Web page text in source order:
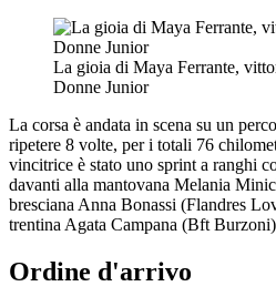
La gioia di Maya Ferrante,
Donne Junior
La corsa è andata in scena su un
ripetere 8 volte, per i totali 76
vincitrice è stato uno sprint a ranghi
davanti alla mantovana Melania
bresciana Anna Bonassi (Flandres
trentina Agata Campana (Bft
Ordine d'arrivo